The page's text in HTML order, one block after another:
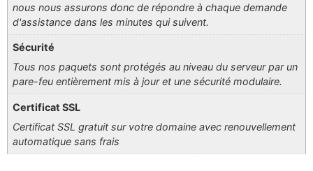
nous nous assurons donc de répondre à chaque demande
d'assistance dans les minutes qui suivent.
Sécurité
Tous nos paquets sont protégés au niveau du serveur par un
pare-feu entièrement mis à jour et une sécurité modulaire.
Certificat SSL
Certificat SSL gratuit sur votre domaine avec renouvellement
automatique sans frais